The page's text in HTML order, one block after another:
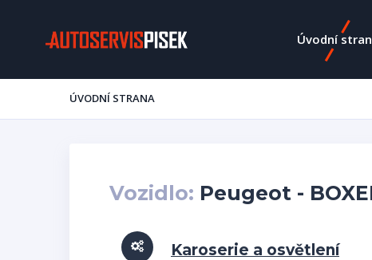
Úvodní
ÚVODNÍ STRANA
Vozidlo: Peugeot -
Karoserie a osvětlení